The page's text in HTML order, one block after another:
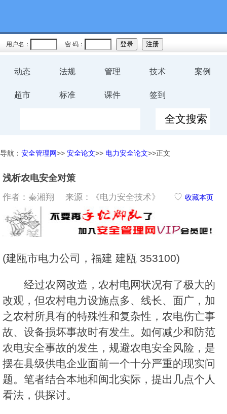
用户名： 密 码：
动态 法规 管理 技术 案例
超市 标准 课件 签到
导航： 安全管理网>> 安全论文>> 电力安全论文>>正文
浅析农电安全对策
作者：秦湘翔 来源：《电力安全技术》 ♡ 收藏本页
(建瓯市电力公司，福建 建瓯 353100)
经过农网改造，农村电网状况有了极大的
改观，但农村电力设施点多、线长、面广，加
之农村所具有的特殊性和复杂性，农电伤亡事
故、设备损坏事故时有发生。如何减少和防范
农电安全事故的发生，规避农电安全风险，是
摆在县级供电企业面前一个十分严重的现实问
题。笔者结合本地和闽北实际，提出几点个人
看法，供探讨。